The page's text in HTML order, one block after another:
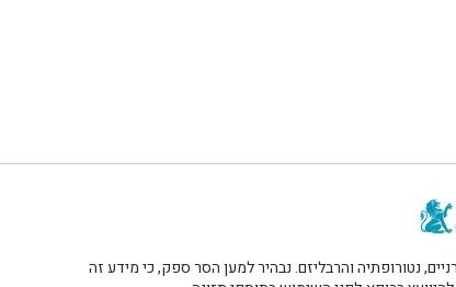
נטורופתיה והרבליזם. נבהיר למען הסר ספק, כי מידע זה